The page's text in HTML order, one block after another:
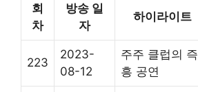
회
차
방송 일
자
하이라이트
223
2023-
08-12
주주 클럽의 즉
흥 공연